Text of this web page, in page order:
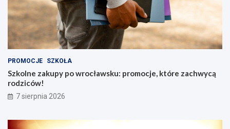
PROMOCJE SZKOŁA
Szkolne zakupy po wrocławsku: promocje, które zachwycą
rodziców!
7 sierpnia 2026